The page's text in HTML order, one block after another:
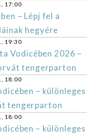
17:00
– Lépj fel a
hegyére
19:30
Vodicében 2026 –
tengerparton
18:00
– különleges
tengerparton
18:00
– különleges